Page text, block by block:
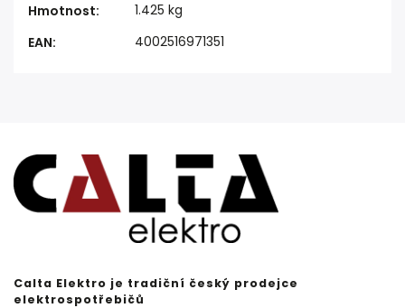
Hmotnost:
1.425 kg
EAN: 4002516971351
Calta Elektro je tradiční český prodejce
elektrospotřebičů